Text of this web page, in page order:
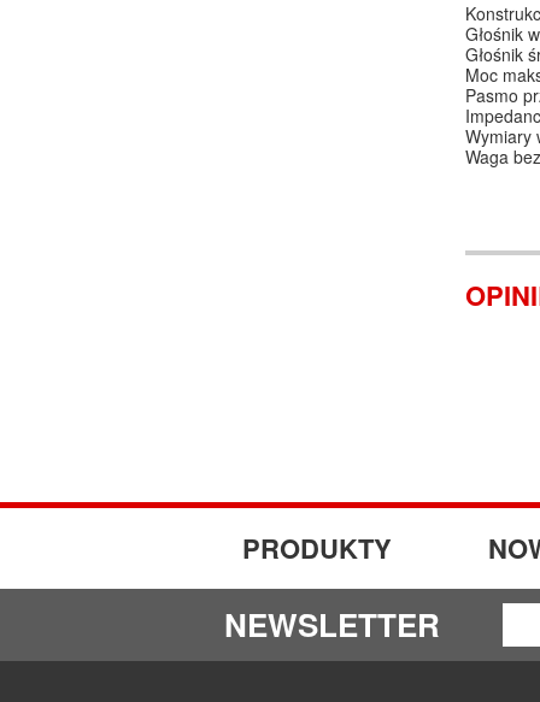
Głośnik
Głośnik
Moc
Pasmo
Wymiary
Waga
PRODUKTY
NEWSLETTER